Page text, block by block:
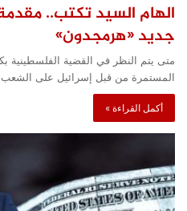
الهام السيد تكتب..
جديد «هرمجدون»
متى يتم النظر في القضية الفلسطينية
المستمرة من قبل إسرائيل على
أكمل القراءة »